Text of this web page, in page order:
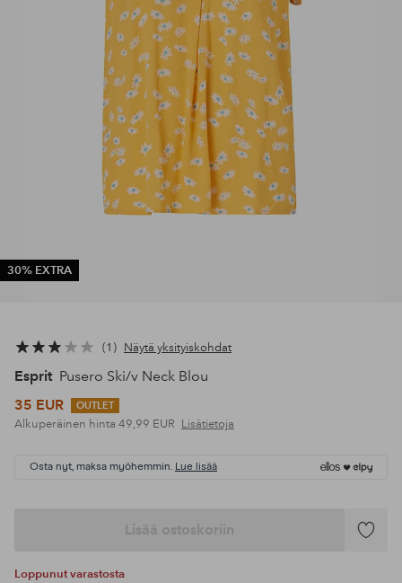
30% EXTRA
1 Näytä yksityiskohdat
Esprit Pusero Ski/v Neck Blou
35 EUR
OUTLET
Alkuperäinen hinta 49,99 EUR Lisätietoja
Osta nyt, maksa myöhemmin. Lue lisää
Lisää ostoskoriin
Lisää
Loppunut varastosta